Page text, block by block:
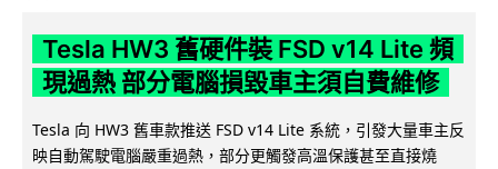
Tesla HW3 舊硬件裝 FSD v14 Lite 頻
現過熱 部分電腦損毀車主須自費維修
Tesla 向 HW3 舊車款推送 FSD v14 Lite 系統，引發大量車主反
映自動駕駛電腦嚴重過熱，部分更觸發高溫保護甚至直接燒